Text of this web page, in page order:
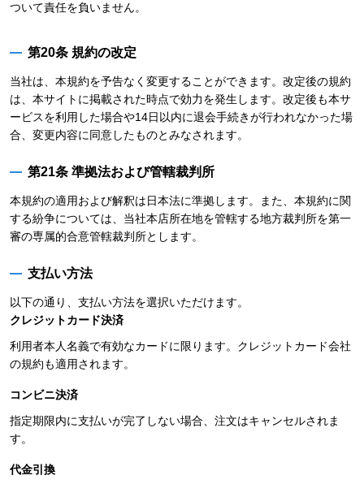
ついて責任を負いません。
第20条 規約の改定
当社は、本規約を予告なく変更することができます。改定後の規約
は、本サイトに掲載された時点で効力を発生します。改定後も本サ
ービスを利用した場合や14日以内に退会手続きが行われなかった場
合、変更内容に同意したものとみなされます。
第21条 準拠法および管轄裁判所
本規約の適用および解釈は日本法に準拠します。また、本規約に関
する紛争については、当社本店所在地を管轄する地方裁判所を第一
審の専属的合意管轄裁判所とします。
支払い方法
以下の通り、支払い方法を選択いただけます。
クレジットカード決済
利用者本人名義で有効なカードに限ります。クレジットカード会社
の規約も適用されます。
コンビニ決済
指定期限内に支払いが完了しない場合、注文はキャンセルされま
す。
代金引換